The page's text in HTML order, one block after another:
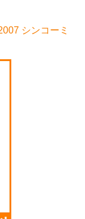
シンコーミ